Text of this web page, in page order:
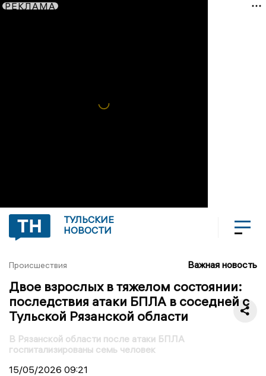
РЕКЛАМА
ТУЛЬСКИЕ
НОВОСТИ
Происшествия Важная новость
Двое взрослых в тяжелом состоянии:
последствия атаки БПЛА в соседней с
Тульской Рязанской области
В Рязанской области после атаки БПЛА
госпитализированы семь человек
15/05/2026 09:21